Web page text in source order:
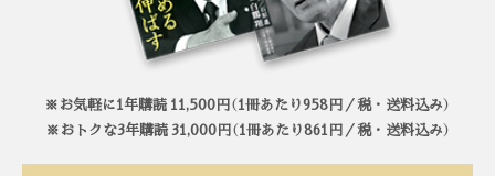
※お気軽に1年購読 11,500円（1冊あたり958円／税・送料込み）
※おトクな3年購読 31,000円（1冊あたり861円／税・送料込み）